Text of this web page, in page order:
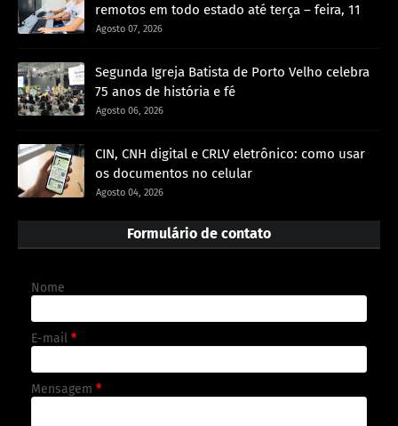
remotos em todo estado até terça – feira, 11
Agosto 07, 2026
Segunda Igreja Batista de Porto Velho celebra
75 anos de história e fé
Agosto 06, 2026
CIN, CNH digital e CRLV eletrônico: como usar
os documentos no celular
Agosto 04, 2026
Formulário de contato
Nome
E-mail *
Mensagem *